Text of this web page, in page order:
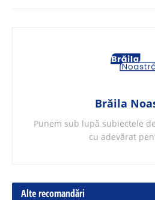
Brăila
Punem sub lupă subiectele
cu adevărat
Alte recomandări